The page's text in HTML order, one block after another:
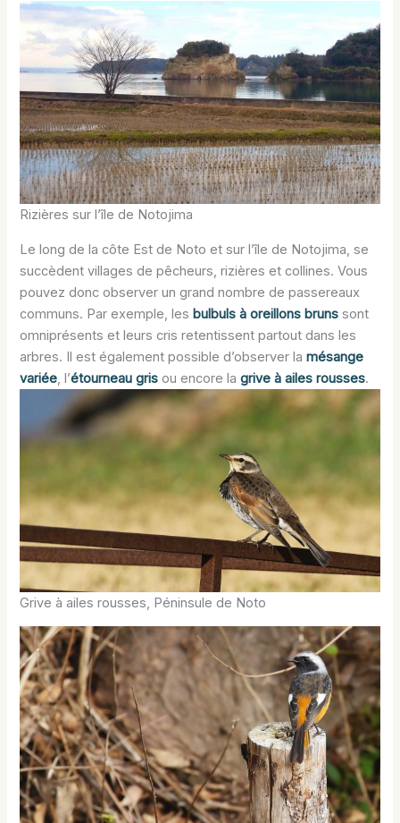
Rizières sur l’île de Notojima
Le long de la côte Est de Noto et sur l’île de Notojima, se
succèdent villages de pêcheurs, rizières et collines. Vous
pouvez donc observer un grand nombre de passereaux
communs. Par exemple, les bulbuls à oreillons bruns sont
omniprésents et leurs cris retentissent partout dans les
arbres. Il est également possible d’observer lamésange
variée, l’étourneau gris ou encore lagrive à ailes rousses.
Grive à ailes rousses, Péninsule de Noto